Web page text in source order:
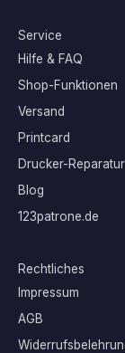
Service
Hilfe & FAQ
Shop-Funktionen
Versand
Printcard
Drucker-Reparatur
Blog
123patrone.de
Rechtliches
Impressum
AGB